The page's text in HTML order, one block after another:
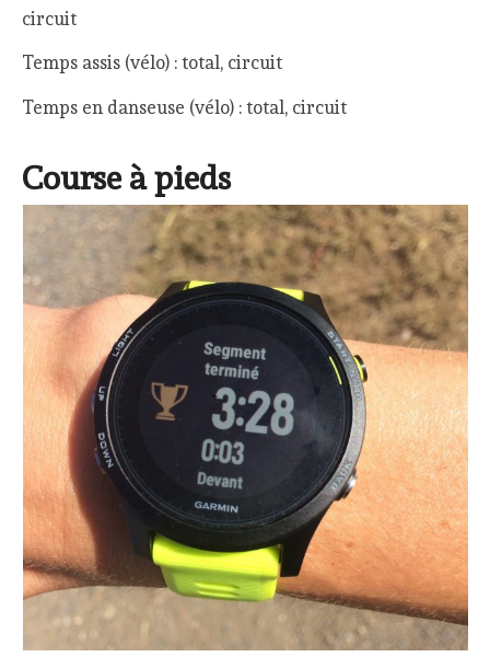
circuit
Temps assis (vélo) : total, circuit
Temps en danseuse (vélo) : total, circuit
Course à pieds